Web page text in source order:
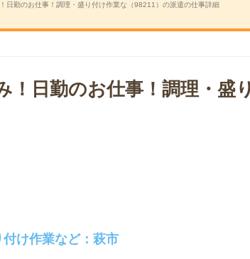
日勤のお仕事！調理・盛り付け作業な（98211）の派遣の仕事詳細
！日勤のお仕事！調理・盛
け作業など：萩市